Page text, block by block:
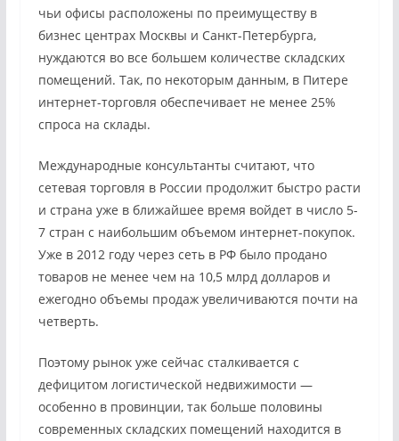
чьи офисы расположены по преимуществу в
бизнес центрах Москвы и Санкт-Петербурга,
нуждаются во все большем количестве складских
помещений. Так, по некоторым данным, в Питере
интернет-торговля обеспечивает не менее 25%
спроса на склады.
Международные консультанты считают, что
сетевая торговля в России продолжит быстро расти
и страна уже в ближайшее время войдет в число 5-
7 стран с наибольшим объемом интернет-покупок.
Уже в 2012 году через сеть в РФ было продано
товаров не менее чем на 10,5 млрд долларов и
ежегодно объемы продаж увеличиваются почти на
четверть.
Поэтому рынок уже сейчас сталкивается с
дефицитом логистической недвижимости —
особенно в провинции, так больше половины
современных складских помещений находится в